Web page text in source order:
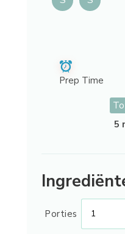
Prep Time
5
Porties